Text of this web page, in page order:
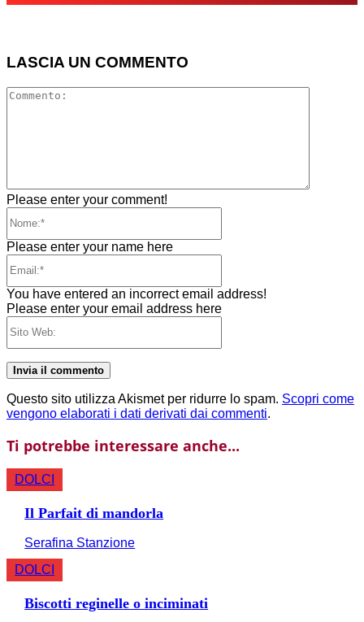
LASCIA UN COMMENTO
Please enter your comment!
Please enter your name here
You have entered an incorrect email address!
Please enter your email address here
Questo sito utilizza Akismet per ridurre lo spam. Scopri come
vengono elaborati i dati derivati dai commenti.
Ti potrebbe interessare anche...
DOLCI
Il Parfait di mandorla
Serafina Stanzione
DOLCI
Biscotti reginelle o inciminati